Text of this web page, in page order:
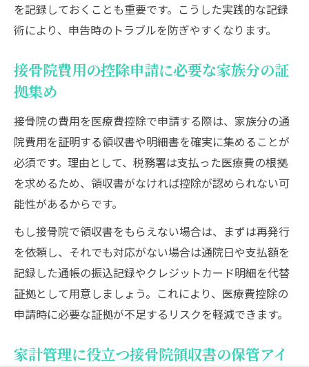
を記録しておくことも重要です。こうした実践的な記録
術により、申告時のトラブルを防ぎやすくなります。
接骨院費用の控除申請に必要な家族分の証
拠集め
接骨院の費用を医療費控除で申請する際は、家族分の通
院費用を証明する領収書や明細書を確実に集めることが
必須です。理由として、税務署は支払った医療費の根拠
を求めるため、領収書がなければ控除が認められない可
能性があるからです。
もし接骨院で領収書をもらえない場合は、まずは再発行
を依頼し、それでも対応がない場合は通院日や支払額を
記録した通帳の振込記録やクレジットカード明細を代替
証拠として用意しましょう。これにより、医療費控除の
申請時に必要な証拠が不足するリスクを軽減できます。
家計管理に役立つ接骨院領収書の保管アイ